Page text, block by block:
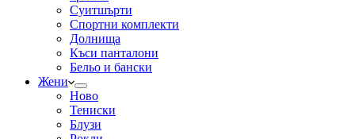
Суитшърти
Спортни комплекти
Долнища
Къси панталони
Бельо и бански
Жени
Ново
Тениски
Блузи